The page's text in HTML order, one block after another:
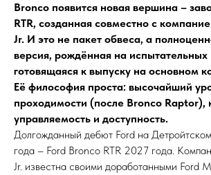
Bronco появится новая вершина –
RTR, созданная совместно с
Jr. И это не пакет обвеса, а
версия, рождённая на испытательных
готовящаяся к выпуску на основном
Её философия проста: высочайший
проходимости (после Bronco Raptor),
управляемость и доступность.
Долгожданный дебют Ford на
года – Ford Bronco RTR 2027 года.
Jr. известна своими доработанными Ford